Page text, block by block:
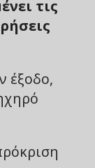
τις
έξοδο,